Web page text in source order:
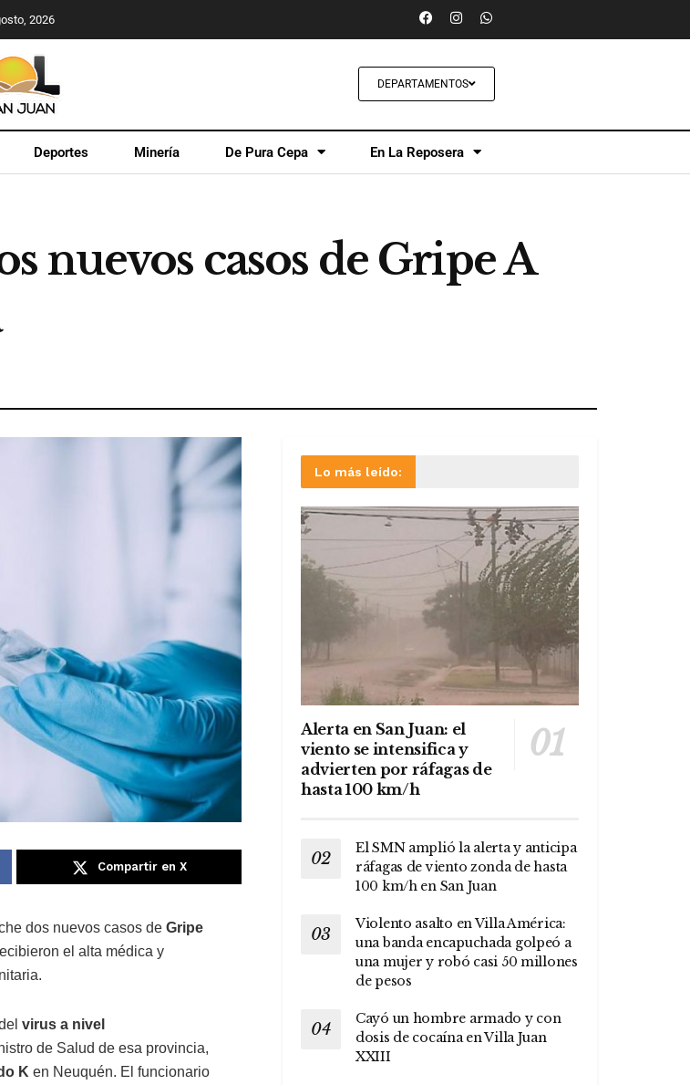
2026
DEPARTAMENTOS
Deportes Minería De Pura Cepa En La Reposera
nuevos casos de Gripe A
Compartir en X
dos nuevos casos de Gripe
el alta médica y
virus a nivel
de Salud de esa provincia,
K en Neuquén. El funcionario
Lo más leído:
Alerta en San Juan: el
viento se intensifica y
advierten por ráfagas de
hasta 100 km/h
El SMN amplió la alerta y anticipa
ráfagas de viento zonda de hasta
100 km/h en San Juan
Violento asalto en Villa América:
una banda encapuchada golpeó a
una mujer y robó casi 50 millones
de pesos
Cayó un hombre armado y con
dosis de cocaína en Villa Juan
XXIII